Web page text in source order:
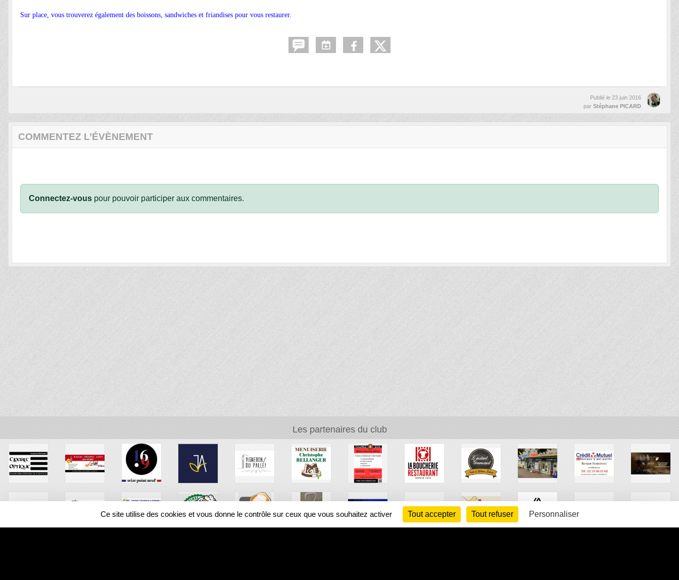
Sur place, vous trouverez également des boissons, sandwiches et friandises pour vous restaurer.
Publié le 23 juin 2016
par Stéphane PICARD
COMMENTEZ L’ÉVÈNEMENT
Connectez-vous pour pouvoir participer aux commentaires.
Les partenaires du club
Ce site utilise des cookies et vous donne le contrôle sur ceux que vous souhaitez activer Tout accepter Tout refuser Personnaliser